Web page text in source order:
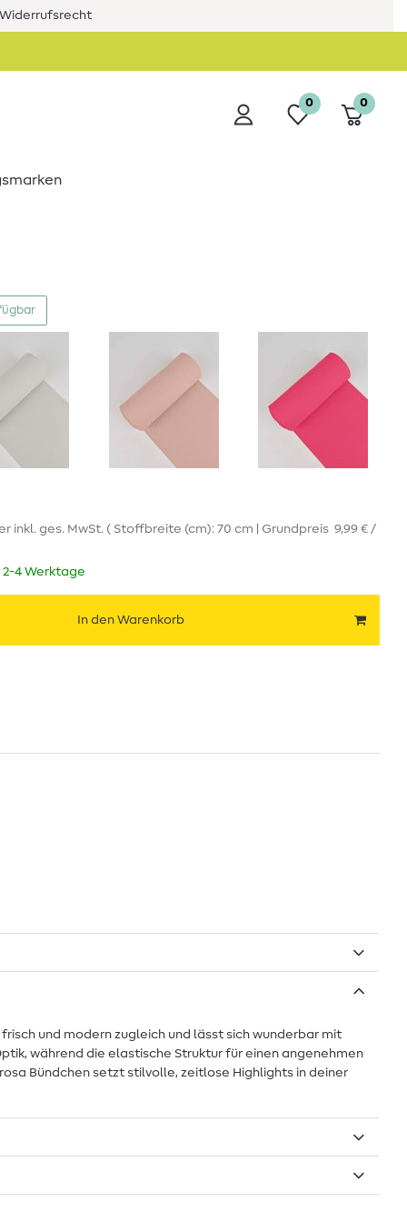
0 0
inkl. ges. MwSt. ( Stoffbreite (cm): 70 cm | Grundpreis 9,99 € /
4 Werktage
In den Warenkorb
und modern zugleich und lässt sich wunderbar mit
während die elastische Struktur für einen angenehmen
Bündchen setzt stilvolle, zeitlose Highlights in deiner